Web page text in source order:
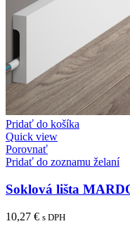
Pridať do košíka
Quick view
Porovnať
Pridať do zoznamu želaní
Soklová lišta
10,27 € s DPH